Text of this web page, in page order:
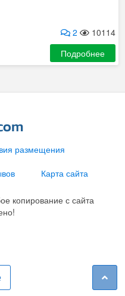
2 10114
Подробнее
размещения
Карта сайта
копирование с сайта